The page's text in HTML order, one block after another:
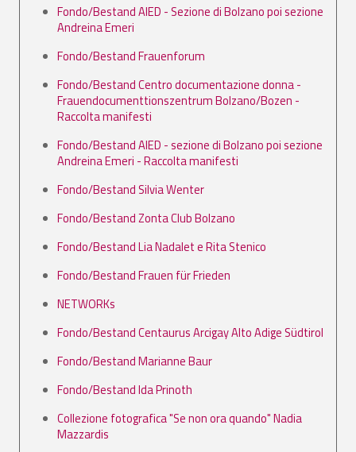
Fondo/Bestand AIED - Sezione di Bolzano poi sezione
Andreina Emeri
Fondo/Bestand Frauenforum
Fondo/Bestand Centro documentazione donna -
Frauendocumenttionszentrum Bolzano/Bozen -
Raccolta manifesti
Fondo/Bestand AIED - sezione di Bolzano poi sezione
Andreina Emeri - Raccolta manifesti
Fondo/Bestand Silvia Wenter
Fondo/Bestand Zonta Club Bolzano
Fondo/Bestand Lia Nadalet e Rita Stenico
Fondo/Bestand Frauen für Frieden
NETWORKs
Fondo/Bestand Centaurus Arcigay Alto Adige Südtirol
Fondo/Bestand Marianne Baur
Fondo/Bestand Ida Prinoth
Collezione fotografica "Se non ora quando" Nadia
Mazzardis